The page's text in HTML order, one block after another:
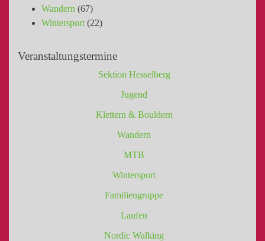
Wandern (67)
Wintersport (22)
Veranstaltungstermine
Sektion Hesselberg
Jugend
Klettern & Bouldern
Wandern
MTB
Wintersport
Familiengruppe
Laufen
Nordic Walking